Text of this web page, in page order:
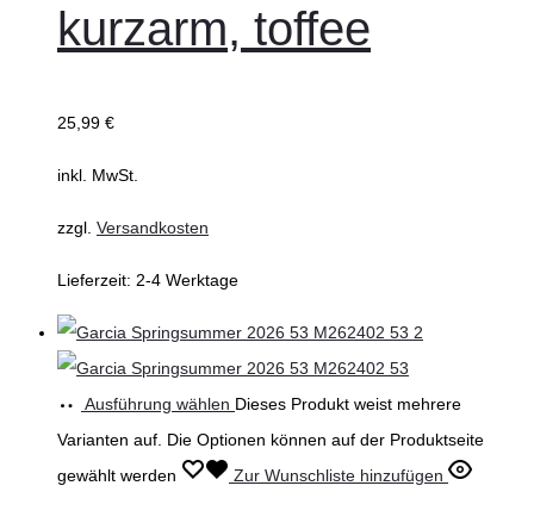
kurzarm, toffee
25,99 €
inkl. MwSt.
zzgl. Versandkosten
Lieferzeit: 2-4 Werktage
Ausführung wählen Dieses Produkt weist mehrere
Varianten auf. Die Optionen können auf der Produktseite
gewählt werden
Zur Wunschliste hinzufügen